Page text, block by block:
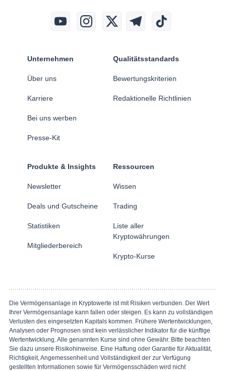
Unternehmen
Über uns
Karriere
Bei uns werben
Presse-Kit
Qualitätsstandards
Bewertungskriterien
Redaktionelle Richtlinien
Produkte & Insights
Newsletter
Deals und Gutscheine
Statistiken
Mitgliederbereich
Ressourcen
Wissen
Trading
Liste aller
Kryptowährungen
Krypto-Kurse
Die Vermögensanlage in Kryptowerte ist mit Risiken verbunden. Der Wert
Ihrer Vermögensanlage kann fallen oder steigen. Es kann zu vollständigen
Verlusten des eingesetzten Kapitals kommen. Frühere Wertentwicklungen,
Analysen oder Prognosen sind kein verlässlicher Indikator für die künftige
Wertentwicklung. Alle genannten Kurse sind ohne Gewähr. Bitte beachten
Sie dazu unsere Risikohinweise. Eine Haftung oder Garantie für Aktualität,
Richtigkeit, Angemessenheit und Vollständigkeit der zur Verfügung
gestellten Informationen sowie für Vermögensschäden wird nicht